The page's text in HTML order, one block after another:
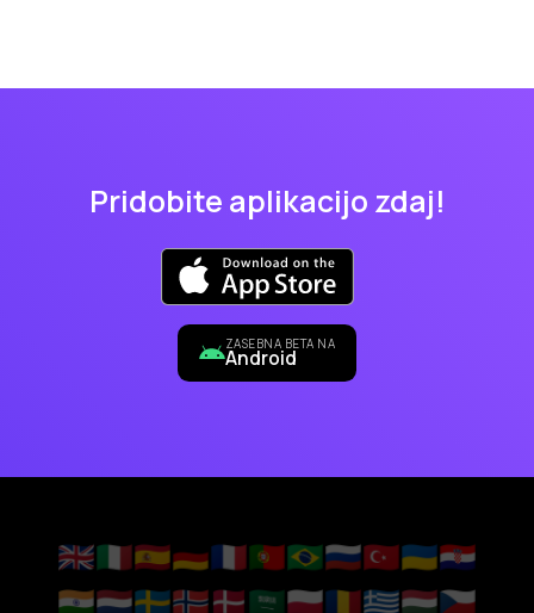
Pridobite aplikacijo zdaj!
ZASEBNA BETA NA
Android
🇬🇧🇮🇹🇪🇸🇩🇪🇫🇷🇵🇹🇧🇷🇷🇺🇹🇷🇺🇦🇭🇷
🇮🇳🇳🇱🇸🇪🇳🇴🇩🇰🇸🇦🇵🇱🇷🇴🇬🇷🇭🇺🇨🇿